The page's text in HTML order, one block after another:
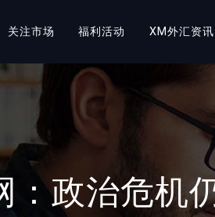
关注市场 福利活动 XM外汇资讯
：政治危机